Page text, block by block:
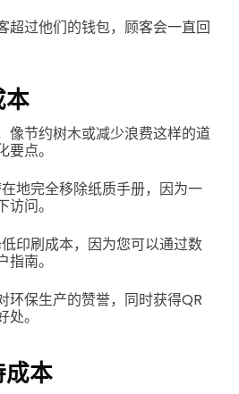
超过他们的钱包，顾客会一直回
本
像节约树木或减少浪费这样的道
点。
地完全移除纸质手册，因为一
问。
印刷成本，因为您可以通过数
南。
环保生产的赞誉，同时获得QR
。
成本